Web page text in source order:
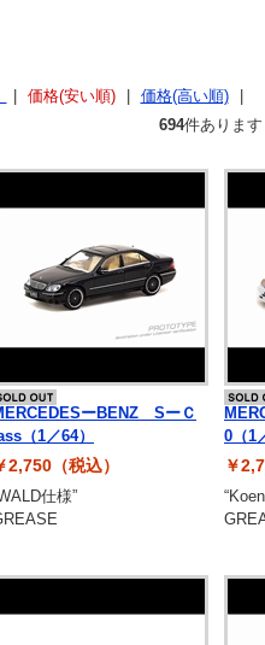
価格(安い順) 価格(高い順)
694件あります
ーBENZ SーＣ
（1／64）
2,750（税込）
仕様”
0（1
￥